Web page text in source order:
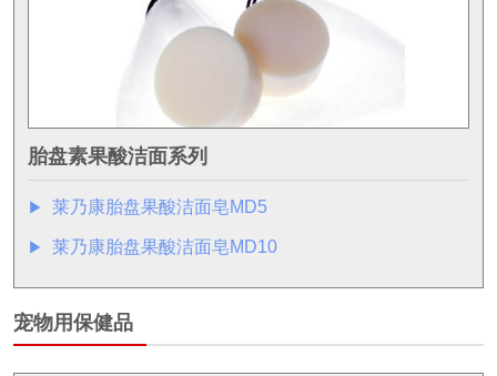
胎盘素果酸洁面系列
▶︎ 莱乃康胎盘果酸洁面皂MD5
▶︎ 莱乃康胎盘果酸洁面皂MD10
宠物用保健品